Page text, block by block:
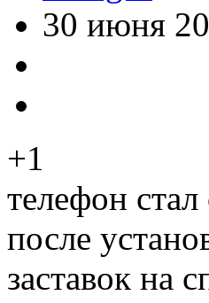
30 июня
+1
телефон стал
после
заставок на